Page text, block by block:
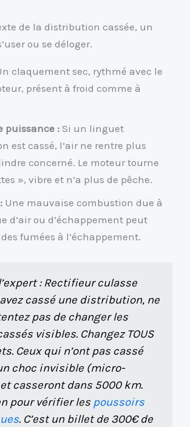
de la distribution cassée, un
ou se déloger.
claquement sec, rythmé avec le
présent à froid comme à
puissance : Si un linguet
est cassé, l’air ne rentre plus
concerné. Le moteur tourne
», vibre et n’a plus de pêche.
Une mauvaise combustion due à
d’air ou d’échappement peut
fumées à l’échappement.
: Rectifieur culasse
cassé une distribution, ne
pas de changer les
visibles. Changez TOUS
Ceux qui n’ont pas cassé
choc invisible (micro-
casseront dans 5000 km.
pour vérifier les poussoirs
. C’est un billet de 300€ de